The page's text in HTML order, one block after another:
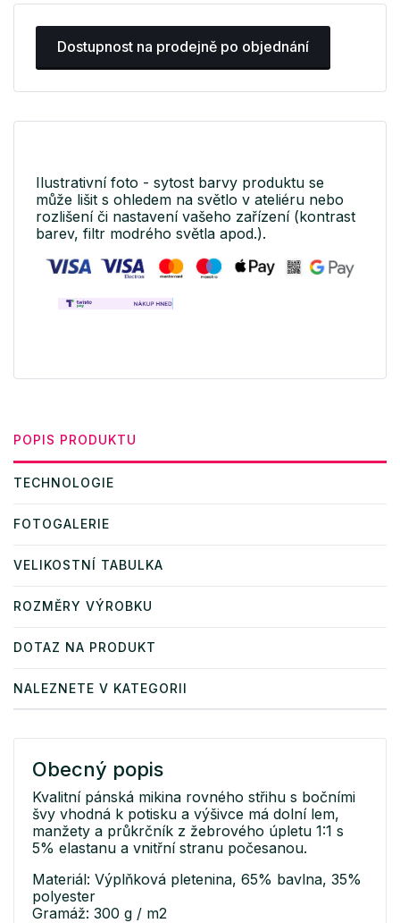
Dostupnost na prodejně po objednání
Ilustrativní foto - sytost barvy produktu se
může lišit s ohledem na světlo v ateliéru nebo
rozlišení či nastavení vašeho zařízení (kontrast
barev, filtr modrého světla apod.).
POPIS PRODUKTU
TECHNOLOGIE
FOTOGALERIE
VELIKOSTNÍ TABULKA
ROZMĚRY VÝROBKU
DOTAZ NA PRODUKT
NALEZNETE V KATEGORII
Obecný popis
Kvalitní pánská mikina rovného střihu s bočními
švy vhodná k potisku a výšivce má dolní lem,
manžety a průkrčník z žebrového úpletu 1:1 s
5% elastanu a vnitřní stranu počesanou.
Materiál: Výplňková pletenina, 65% bavlna, 35%
polyester
Gramáž: 300 g / m2